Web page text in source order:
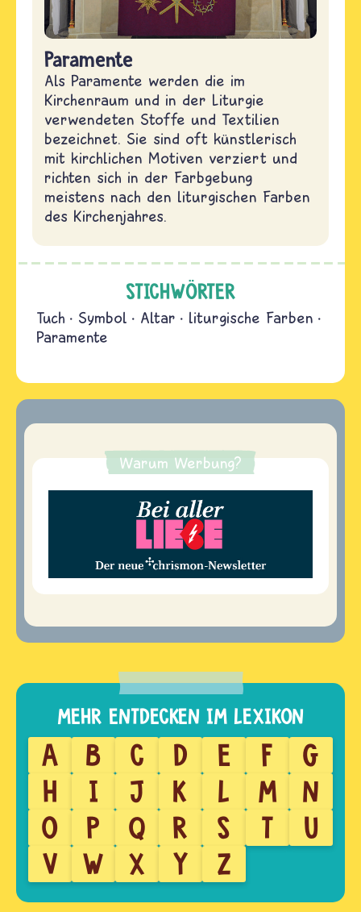
Paramente
Als Paramente werden die im
Kirchenraum und in der Liturgie
verwendeten Stoffe und Textilien
bezeichnet. Sie sind oft künstlerisch
mit kirchlichen Motiven verziert und
richten sich in der Farbgebung
meistens nach den liturgischen Farben
des Kirchenjahres.
STICHWÖRTER
Tuch Symbol Altar
liturgische Farben
Paramente
Warum Werbung?
A B C D E F
G
H
I J K L M
N
O
P Q R S T
U
V
W X Y Z